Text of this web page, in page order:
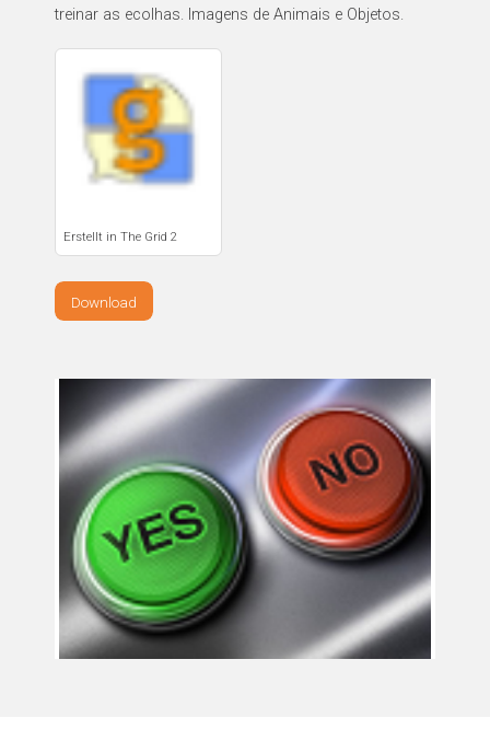
treinar as ecolhas. Imagens de Animais e Objetos.
Erstellt in The Grid 2
Download